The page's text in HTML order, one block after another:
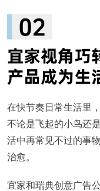
在快节奏日常生活里
不论是飞起的小鸟还
活中再常见不过的事
治愈。
宜家和瑞典创意广告